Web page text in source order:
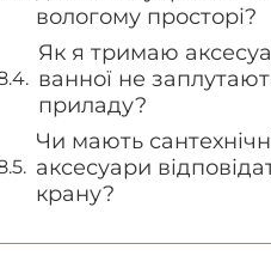
вологому просторі?
Як я тримаю
ванної не
приладу?
Чи мають
аксесуари
крану?